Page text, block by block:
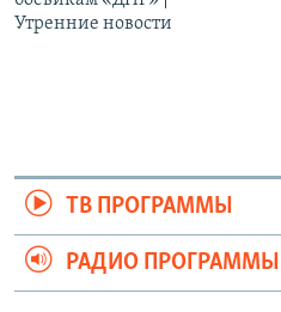
Утренние новости
ТВ ПРОГРАММЫ
РАДИО ПРОГРАММЫ